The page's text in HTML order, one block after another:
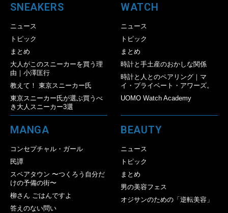
SNEAKERS
ニュース
トピック
まとめ
大人がこのスニーカーを買う理
由｜小澤匡行
教えて！ 東京スニーカー氏
東京スニーカー氏が選ぶ買うべ
き大人スニーカー3選
WATCH
ニュース
トピック
まとめ
時計と手土産のおかしな関係
時計と人とのペアリング｜マ
イ・プライベート・アワーズ。
UOMO Watch Academy
MANGA
コンセプチャル・ガール
民譚
スペアタウン 〜つくろう自分だ
けの予備の街〜
柳さん ごはんですよ
答えのない問い
BEAUTY
ニュース
トピック
まとめ
男の美容フェス
オジサンのための「逆転美容」